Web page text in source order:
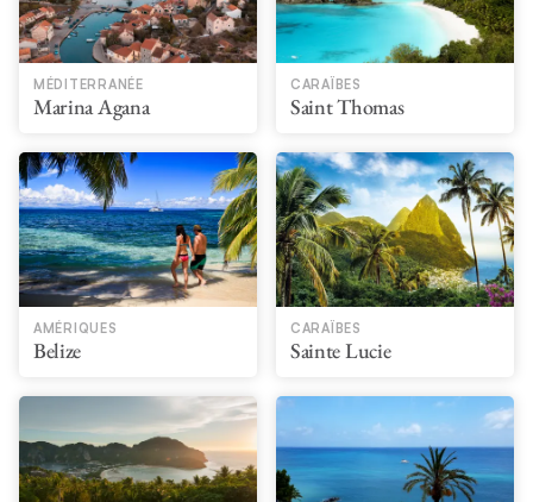
MÉDITERRANÉE
Marina Agana
CARAÏBES
Saint Thomas
AMÉRIQUES
Belize
CARAÏBES
Sainte Lucie